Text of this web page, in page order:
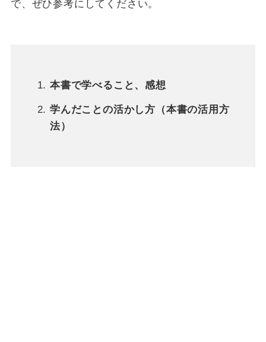
で、ぜひ参考にしてください。
本書で学べること、感想
学んだことの活かし方（本書の活用方
法）